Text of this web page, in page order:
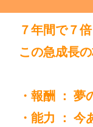
７年間で７
この急成長
・報酬 ：
・能力 ：